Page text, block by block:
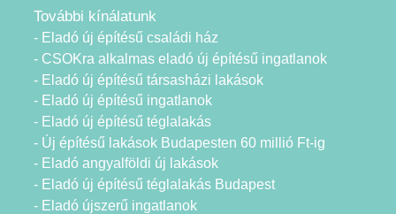
További kínálatunk
- Eladó új építésű családi ház
- CSOKra alkalmas eladó új építésű ingatlanok
- Eladó új építésű társasházi lakások
- Eladó új építésű ingatlanok
- Eladó új építésű téglalakás
- Új építésű lakások Budapesten 60 millió Ft-ig
- Eladó angyalföldi új lakások
- Eladó új építésű téglalakás Budapest
- Eladó újszerű ingatlanok